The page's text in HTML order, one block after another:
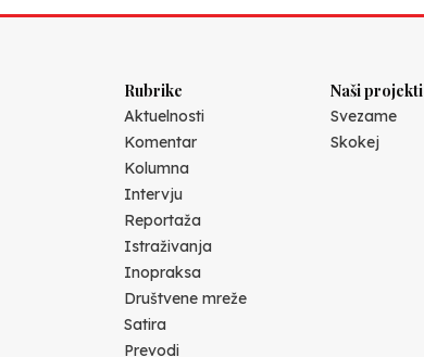
Rubrike
Aktuelnosti
Komentar
Kolumna
Intervju
Reportaža
Istraživanja
Inopraksa
Društvene mreže
Satira
Prevodi
Naši projekti
Svezame
Skokej